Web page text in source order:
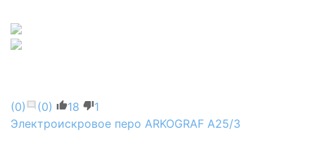
(0) (0) 18
1
Электроискровое перо ARKOGRAF А25/3